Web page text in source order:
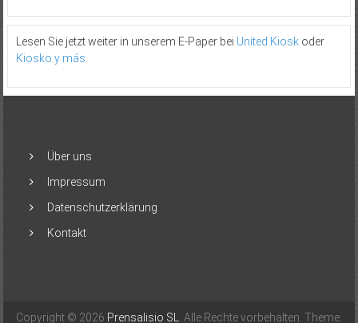
Lesen Sie jetzt weiter in unserem E-Paper bei United Kioskoder
Kiosko y más
Über uns
Impressum
Datenschutzerklärung
Kontakt
Copyright © 2026 Prensalisio SL . Alle Rechte vorbehalten. Theme: